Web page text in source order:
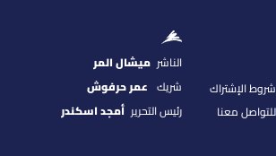
شروط الإشتراك
للتواصل معنا
الناشر ميشال المر
شريك عمر حرفوش
رئيس التحرير أمجد اسكندر